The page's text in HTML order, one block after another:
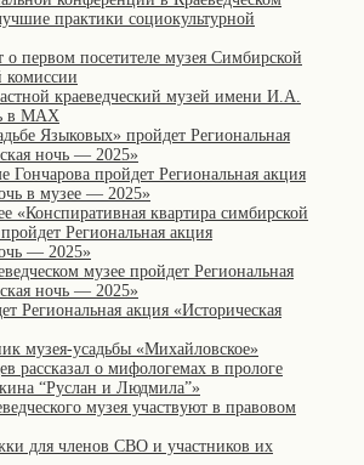
практики социокультурной
первом посетителе музея Симбирской
комиссии
краеведческий музей имени И.А.
в MAX
Языковых» пройдет Региональная
ночь — 2025»
Гончарова пройдет Региональная акция
в музее — 2025»
«Конспиративная квартира симбирской
Региональная акция
— 2025»
музее пройдет Региональная
ночь — 2025»
Региональная акция «Историческая
музея-усадьбы «Михайловское»
рассказал о мифологемах в прологе
“Руслан и Людмила”»
музея участвуют в правовом
для членов СВО и участников их